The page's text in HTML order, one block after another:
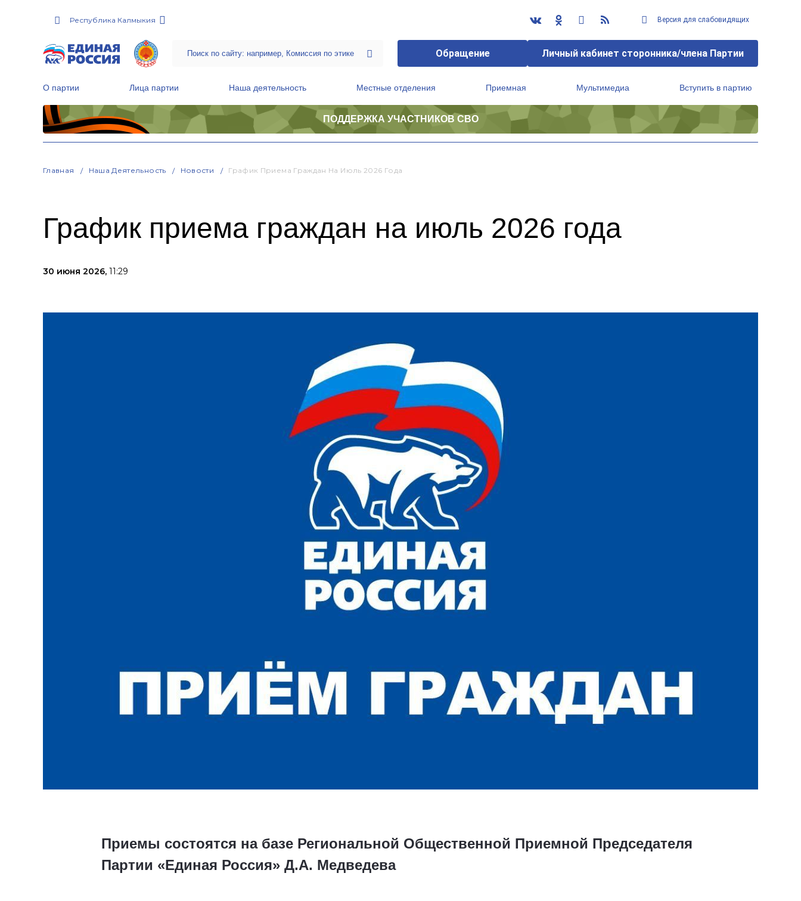
Республика Калмыкия Версия для слабовидящих
Обращение Личный кабинет сторонника/члена Партии
О партии Лица партии Наша деятельность Местные отделения Приемная Мультимедиа Вступить в партию
ПОДДЕРЖКА УЧАСТНИКОВ СВО
Главная Наша Деятельность Новости График Приема Граждан На Июль 2026 Года
График приема граждан на июль 2026 года
30 июня 2026, 11:29
Приемы состоятся на базе Региональной Общественной Приемной Председателя
Партии «Единая Россия» Д.А. Медведева